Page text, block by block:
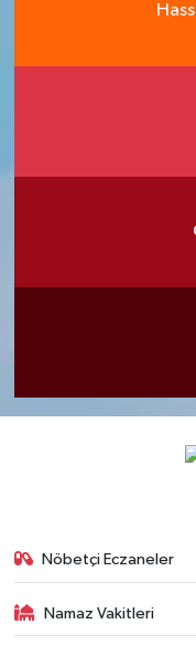
Nöbetçi Eczaneler
Namaz Vakitleri